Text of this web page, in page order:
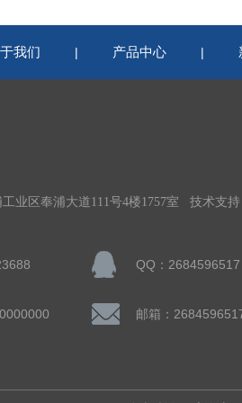
我们 | 产品中心 |
业区奉浦大道111号4楼1757室 技术支
QQ：2684596517
邮箱：